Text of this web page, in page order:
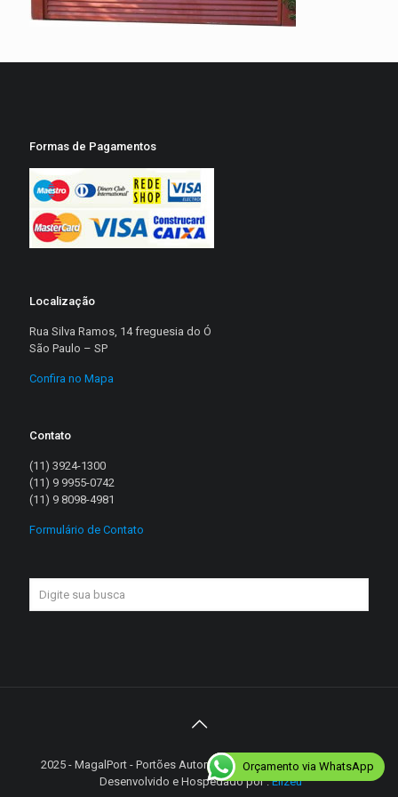
Formas de Pagamentos
Localização
Rua Silva Ramos, 14 freguesia do Ó
São Paulo – SP
Confira no Mapa
Contato
(11) 3924-1300
(11) 9 9955-0742
(11) 9 8098-4981
Formulário de Contato
2025 - MagalPort - Portões Automáticos - Diretos reservados |
Desenvolvido e Hospedado por :Elizeu
Orçamento via WhatsApp